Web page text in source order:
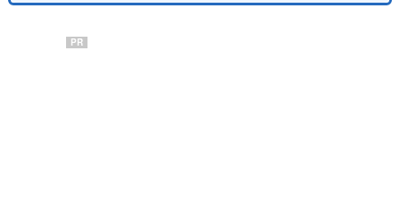
PR